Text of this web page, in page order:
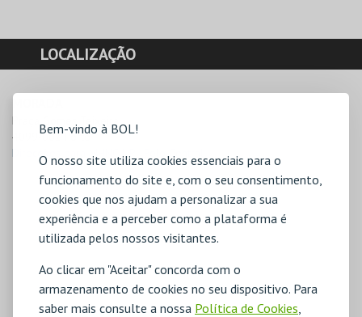
Bem-vindo à BOL!
O nosso site utiliza cookies essenciais para o
funcionamento do site e, com o seu consentimento,
cookies que nos ajudam a personalizar a sua
experiência e a perceber como a plataforma é
utilizada pelos nossos visitantes.
Ao clicar em "Aceitar" concorda com o
armazenamento de cookies no seu dispositivo. Para
saber mais consulte a nossa Política de Cookies,
LOCALIZAÇÃO
Praça Gomes Teixeira
4099-002 Porto
Direcções para MHNC-UP - Polo Central